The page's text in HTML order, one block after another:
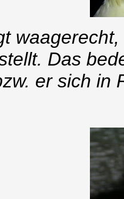
Das
er sich in